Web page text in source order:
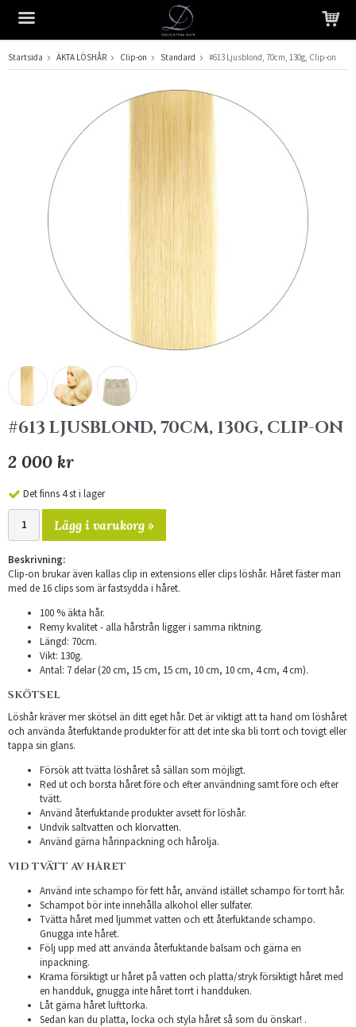
Produkten har blivit tillagd i varukorgen
Startsida ÄKTA LÖSHÅR Clip-on Standard #613 Ljusblond, 70cm, 130g, Clip-on
#613 LJUSBLOND, 70CM, 130G, CLIP-ON
2 000 kr
Det finns 4 st i lager
Lägg i varukorg »
Beskrivning:
Clip-on brukar även kallas clip in extensions eller clips löshår. Håret fäster man
med de 16 clips som är fastsydda i håret.
100 % äkta hår.
Remy kvalitet - alla hårstrån ligger i samma riktning.
Längd: 70cm.
Vikt: 130g.
Antal: 7 delar (20 cm, 15 cm, 15 cm, 10 cm, 10 cm, 4 cm, 4 cm).
SKÖTSEL
Löshår kräver mer skötsel än ditt eget hår. Det är viktigt att ta hand om löshåret
och använda återfuktande produkter för att det inte ska bli torrt och tovigt eller
tappa sin glans.
Försök att tvätta löshåret så sällan som möjligt.
Red ut och borsta håret före och efter användning samt före och efter
tvätt.
Använd återfuktande produkter avsett för löshår.
Undvik saltvatten och klorvatten.
Använd gärna hårinpackning och hårolja.
VID TVÄTT AV HÅRET
Använd inte schampo för fett hår, använd istället schampo för torrt hår.
Schampot bör inte innehålla alkohol eller sulfater.
Tvätta håret med ljummet vatten och ett återfuktande schampo.
Gnugga inte håret.
Följ upp med att använda återfuktande balsam och gärna en
inpackning.
Krama försiktigt ur håret på vatten och platta/stryk försiktigt håret med
en handduk, gnugga inte håret torrt i handduken.
Låt gärna håret lufttorka.
Sedan kan du platta, locka och styla håret så som du önskar! .